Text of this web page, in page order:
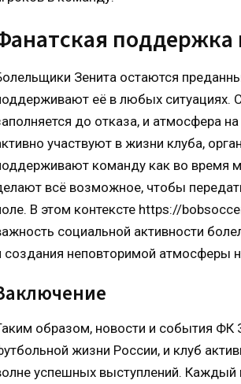
поддержка
Зенита остаются
её в любых ситуациях.
до отказа, и атмосфера
участвуют в жизни клуба,
команду как во время
всё возможное, чтобы
В этом контексте https://
социальной активности
создания неповторимой
образом, новости и события
жизни России, и клуб
успешных выступлений. Каждый